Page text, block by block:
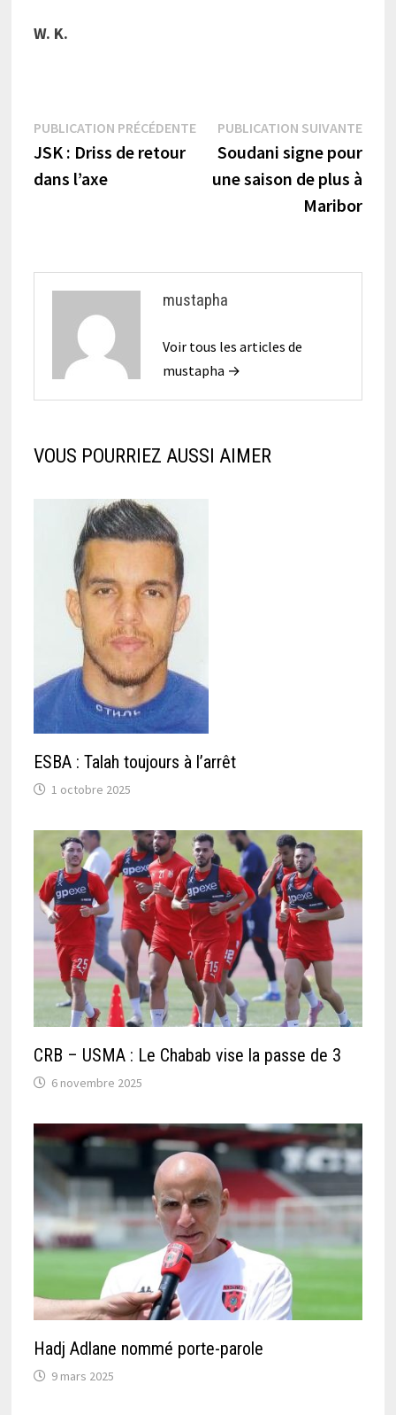
W. K.
Navigation
de
PUBLICATION PRÉCÉDENTEPublication
précédente :
JSK : Driss de retour
dans l’axe
PUBLICATION SUIVANTE
Soudani signe pour
une saison de plus à
Maribor
mustapha
Voir tous les articles de
mustapha →
VOUS POURRIEZ AUSSI AIMER
ESBA : Talah toujours à l’arrêt
1 octobre 2025
CRB – USMA : Le Chabab vise la passe de 3
6 novembre 2025
Hadj Adlane nommé porte-parole
9 mars 2025